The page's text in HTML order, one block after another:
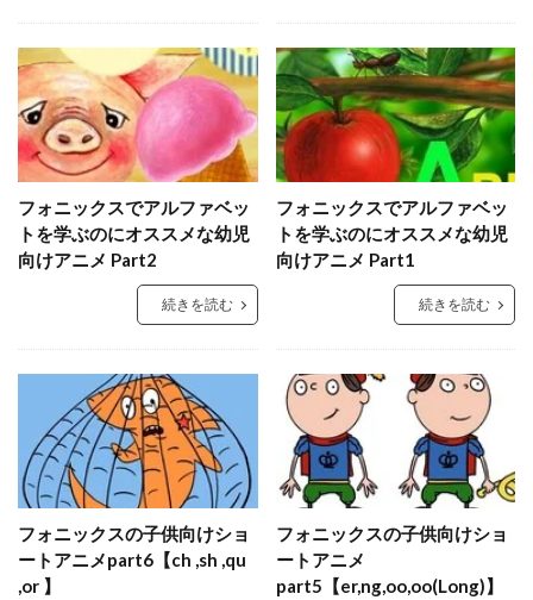
フォニックスでアルファベッ
トを学ぶのにオススメな幼児
向けアニメ Part2
続きを読む
フォニックスでアルファベッ
トを学ぶのにオススメな幼児
向けアニメ Part1
続きを読む
フォニックスの子供向けショ
ートアニメpart6【ch ,sh ,qu
,or 】
フォニックスの子供向けショ
ートアニメ
part5【er,ng,oo,oo(Long)】